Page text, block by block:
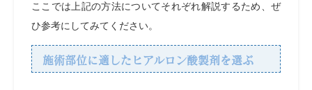
ここでは上記の方法についてそれぞれ解説するため、ぜ
ひ参考にしてみてください。
施術部位に適したヒアルロン酸製剤を選ぶ